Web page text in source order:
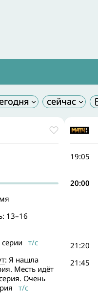
13–16
серии т/с
: Я нашла
Месть идёт
Очень
т/с
19:05
20:00
21:20
21:45